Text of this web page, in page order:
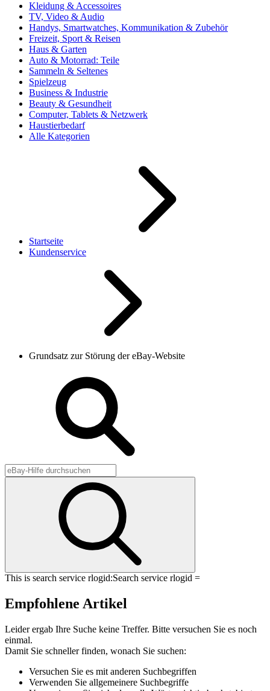
Kleidung & Accessoires
TV, Video & Audio
Handys, Smartwatches, Kommunikation & Zubehör
Freizeit, Sport & Reisen
Haus & Garten
Auto & Motorrad: Teile
Sammeln & Seltenes
Spielzeug
Business & Industrie
Beauty & Gesundheit
Computer, Tablets & Netzwerk
Haustierbedarf
Alle Kategorien
Startseite
Kundenservice
Grundsatz zur Störung der eBay-Website
This is search service rlogid:Search service rlogid =
Empfohlene Artikel
Leider ergab Ihre Suche keine Treffer. Bitte versuchen Sie es noch
einmal.
Damit Sie schneller finden, wonach Sie suchen:
Versuchen Sie es mit anderen Suchbegriffen
Verwenden Sie allgemeinere Suchbegriffe